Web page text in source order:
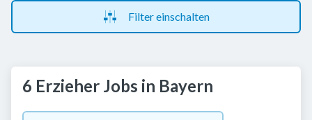
Filter einschalten
6 Erzieher Jobs in Bayern